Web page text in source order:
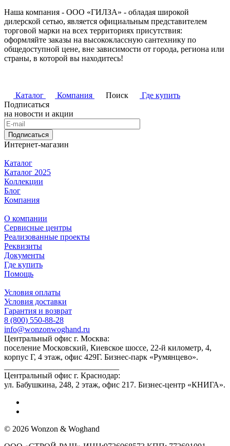
Наша компания - ООО «ГИЛЗА» - обладая широкой
дилерской сетью, является официальным представителем
торговой марки на всех территориях присутствия:
оформляйте заказы на высококлассную сантехнику по
общедоступной цене, вне зависимости от города, региона или
страны, в которой вы находитесь!
Каталог Компания Поиск
Где купить
Подписаться
на новости и акции
Подписаться
Интернет-магазин
Каталог
Каталог 2025
Коллекции
Блог
Компания
О компании
Сервисные центры
Реализованные проекты
Реквизиты
Документы
Где купить
Помощь
Условия оплаты
Условия доставки
Гарантия и возврат
8 (800) 550-88-28
info@wonzonwoghand.ru
Центральный офис г. Москва:
поселение Московский, Киевское шоссе, 22-й километр, 4,
корпус Г, 4 этаж, офис 429Г. Бизнес-парк «Румянцево».
Центральный офис г. Краснодар:
ул. Бабушкина, 248, 2 этаж, офис 217. Бизнес-центр «КНИГА».
© 2026 Wonzon & Woghand